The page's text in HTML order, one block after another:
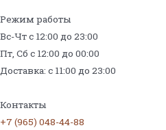
Режим работы
Вс-Чт с 12:00 до 23:00
Пт, Сб с 12:00 до 00:00
Доставка: с 11:00 до 23:00
Контакты
+7 (965) 048-44-88